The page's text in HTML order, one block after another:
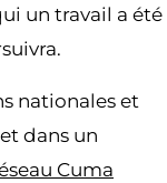
un travail a été
nationales et
dans un
Cuma